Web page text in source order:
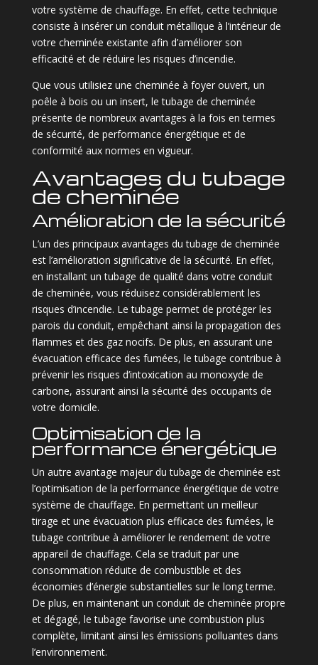
votre système de chauffage. En effet, cette technique
consiste à insérer un conduit métallique à l’intérieur de
votre cheminée existante afin d’améliorer son
efficacité et de réduire les risques d’incendie.
Que vous utilisiez une cheminée à foyer ouvert, un
poêle à bois ou un insert, le tubage de cheminée
présente de nombreux avantages à la fois en termes
de sécurité, de performance énergétique et de
conformité aux normes en vigueur.
Avantages du tubage
de cheminée
Amélioration de la sécurité
L’un des principaux avantages du tubage de cheminée
est l’amélioration significative de la sécurité. En effet,
en installant un tubage de qualité dans votre conduit
de cheminée, vous réduisez considérablement les
risques d’incendie. Le tubage permet de protéger les
parois du conduit, empêchant ainsi la propagation des
flammes et des gaz nocifs. De plus, en assurant une
évacuation efficace des fumées, le tubage contribue à
prévenir les risques d’intoxication au monoxyde de
carbone, assurant ainsi la sécurité des occupants de
votre domicile.
Optimisation de la
performance énergétique
Un autre avantage majeur du tubage de cheminée est
l’optimisation de la performance énergétique de votre
système de chauffage. En permettant un meilleur
tirage et une évacuation plus efficace des fumées, le
tubage contribue à améliorer le rendement de votre
appareil de chauffage. Cela se traduit par une
consommation réduite de combustible et des
économies d’énergie substantielles sur le long terme.
De plus, en maintenant un conduit de cheminée propre
et dégagé, le tubage favorise une combustion plus
complète, limitant ainsi les émissions polluantes dans
l’environnement.